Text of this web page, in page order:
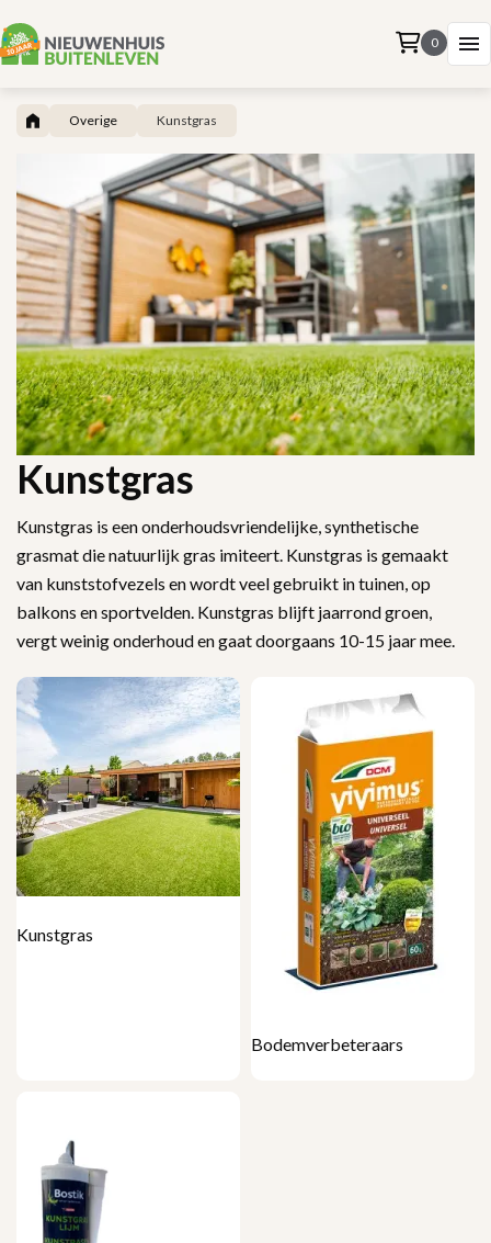
0
Overige Kunstgras
Kunstgras
Kunstgras is een onderhoudsvriendelijke, synthetische
grasmat die natuurlijk gras imiteert. Kunstgras is gemaakt
van kunststofvezels en wordt veel gebruikt in tuinen, op
balkons en sportvelden. Kunstgras blijft jaarrond groen,
vergt weinig onderhoud en gaat doorgaans 10-15 jaar mee.
Kunstgras
Bodemverbeteraars